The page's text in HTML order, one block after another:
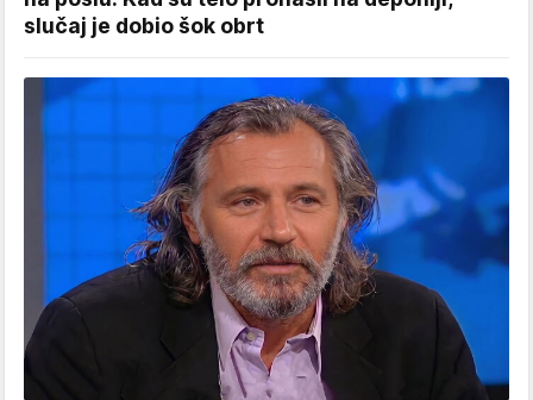
slučaj je dobio šok obrt